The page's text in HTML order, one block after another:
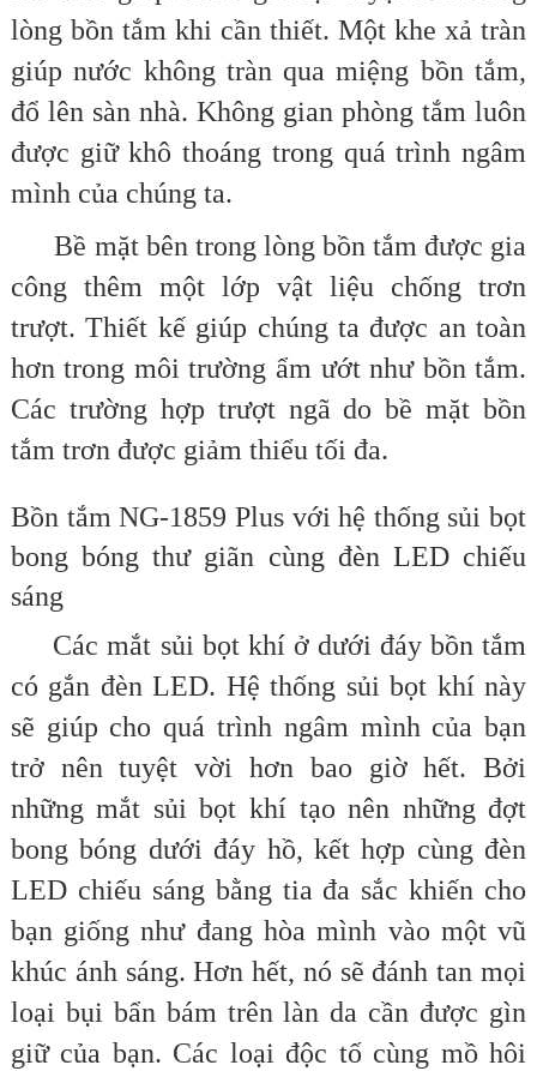
lòng bồn tắm khi cần thiết. Một khe xả tràn
giúp nước không tràn qua miệng bồn tắm,
đổ lên sàn nhà. Không gian phòng tắm luôn
được giữ khô thoáng trong quá trình ngâm
mình của chúng ta.
Bề mặt bên trong lòng bồn tắm được gia
công thêm một lớp vật liệu chống trơn
trượt. Thiết kế giúp chúng ta được an toàn
hơn trong môi trường ẩm ướt như bồn tắm.
Các trường hợp trượt ngã do bề mặt bồn
tắm trơn được giảm thiểu tối đa.
Bồn tắm NG-1859 Plus với hệ thống sủi bọt
bong bóng thư giãn cùng đèn LED chiếu
sáng
Các mắt sủi bọt khí ở dưới đáy bồn tắm
có gắn đèn LED. Hệ thống sủi bọt khí này
sẽ giúp cho quá trình ngâm mình của bạn
trở nên tuyệt vời hơn bao giờ hết. Bởi
những mắt sủi bọt khí tạo nên những đợt
bong bóng dưới đáy hồ, kết hợp cùng đèn
LED chiếu sáng bằng tia đa sắc khiến cho
bạn giống như đang hòa mình vào một vũ
khúc ánh sáng. Hơn hết, nó sẽ đánh tan mọi
loại bụi bẩn bám trên làn da cần được gìn
giữ của bạn. Các loại độc tố cùng mồ hôi